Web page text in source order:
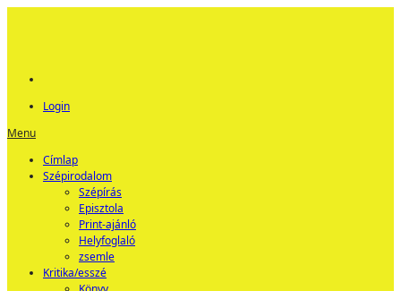
Login
Menu
Címlap
Szépirodalom
Szépírás
Episztola
Print-ajánló
Helyfoglaló
zsemle
Kritika/esszé